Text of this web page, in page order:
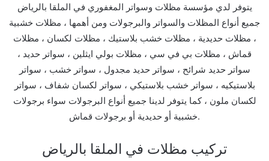
يتوفر لدي مؤسسة مظلات وسواتر المغفوري في الملقا بالرياض
جميع أنواع المظلات والسواتر والبرجولات ومن أهمها ، مظلات خشبية
، مظلات حديدية ، مظلات خشب بلاستيك ، مظلات لكسان ، مظلات
قماش ، مظلات بي في سي ، مظلات بولي ايثلين ، سواتر حديد ،
سواتر حديد شرائح ، سواتر حديد مجدول ، سواتر خشب ، سواتر
بلاستيكيه ، سواتر خشب بلاستيكي ، سواتر لكسان شفاف ، سواتر
لكسان ملون ، كما يتوفر لدينا جميع أنواع البرجولات سواء برجولات
خشبية أو حديدية أو برجولات قماش.
تركيب مظلات في الملقا بالرياض